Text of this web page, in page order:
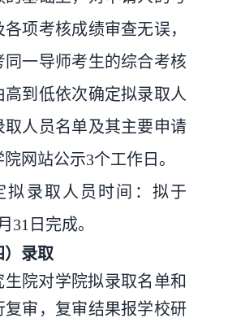
项考核成绩审查无误，
同一导师考生的综合考核
高到低依次确定拟录取人
取人员名单及其主要申请
网站公示3个工作日。
拟录取人员时间：拟于
31日完成。
）录取
生院对学院拟录取名单和
复审，复审结果报学校研